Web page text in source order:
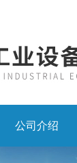
公司介绍